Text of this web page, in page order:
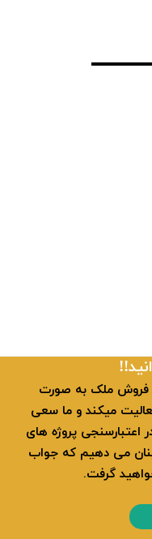
در زمینه پیش فروش ملک به صورت
در منطقه 22 تهران فعالیت میکند و ما سعی
پروژه های
می دهیم که جواب
گرفت.